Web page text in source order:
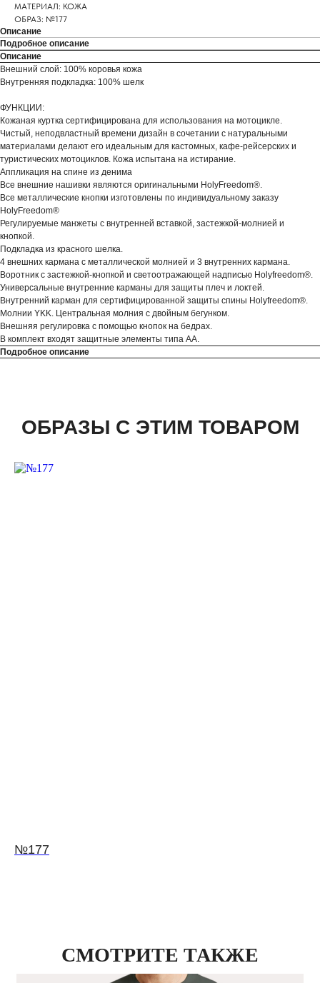
МАТЕРИАЛ: КОЖА
ОБРАЗ: №177
Описание
Подробное описание
Описание
Внешний слой: 100% коровья кожа
Внутренняя подкладка: 100% шелк
ФУНКЦИИ:
Кожаная куртка сертифицирована для использования на мотоцикле.
Чистый, неподвластный времени дизайн в сочетании с натуральными
материалами делают его идеальным для кастомных, кафе-рейсерских и
туристических мотоциклов. Кожа испытана на истирание.
Аппликация на спине из денима
Все внешние нашивки являются оригинальными HolyFreedom®.
Все металлические кнопки изготовлены по индивидуальному заказу
HolyFreedom®
Регулируемые манжеты с внутренней вставкой, застежкой-молнией и
кнопкой.
Подкладка из красного шелка.
4 внешних кармана с металлической молнией и 3 внутренних кармана.
Воротник с застежкой-кнопкой и светоотражающей надписью Holyfreedom®.
Универсальные внутренние карманы для защиты плеч и локтей.
Внутренний карман для сертифицированной защиты спины Holyfreedom®.
Молнии YKK. Центральная молния с двойным бегунком.
Внешняя регулировка с помощью кнопок на бедрах.
В комплект входят защитные элементы типа АА.
Подробное описание
ОБРАЗЫ С ЭТИМ ТОВАРОМ
№177
СМОТРИТЕ ТАКЖЕ